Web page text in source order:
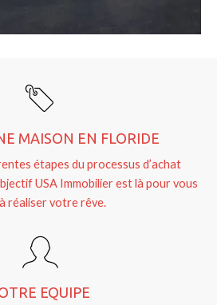
MAISON EN FLORIDE
étapes du processus d’achat
USA Immobilier est là pour vous
réaliser votre rêve.
EQUIPE